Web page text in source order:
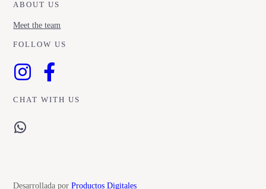
ABOUT US
Meet the team
FOLLOW US
CHAT WITH US
WhatsApp
Desarrollada porProductos Digitales